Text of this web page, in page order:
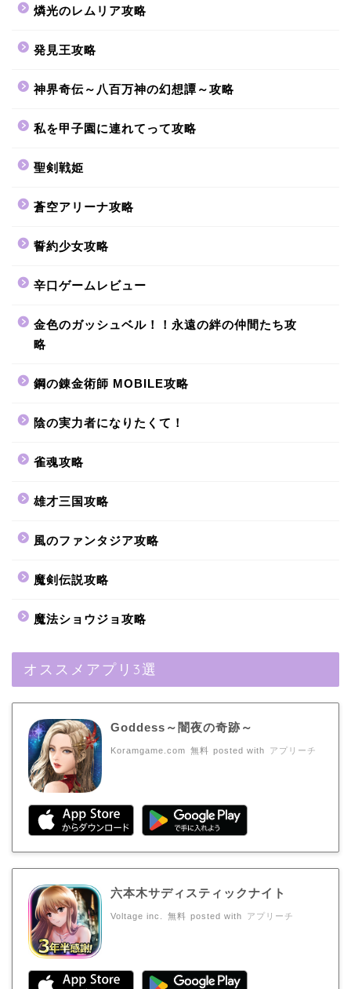
燐光のレムリア攻略
発見王攻略
神界奇伝～八百万神の幻想譚～攻略
私を甲子園に連れてって攻略
聖剣戦姫
蒼空アリーナ攻略
誓約少女攻略
辛口ゲームレビュー
金色のガッシュベル！！永遠の絆の仲間たち攻
略
鋼の錬金術師 MOBILE攻略
陰の実力者になりたくて！
雀魂攻略
雄才三国攻略
風のファンタジア攻略
魔剣伝説攻略
魔法ショウジョ攻略
オススメアプリ3選
Goddess～闇夜の奇跡～
Koramgame.com 無料 posted with アプリーチ
六本木サディスティックナイト
Voltage inc. 無料 posted with アプリーチ